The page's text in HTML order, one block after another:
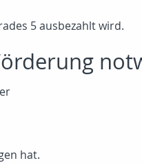
5 ausbezahlt wird.
hat.